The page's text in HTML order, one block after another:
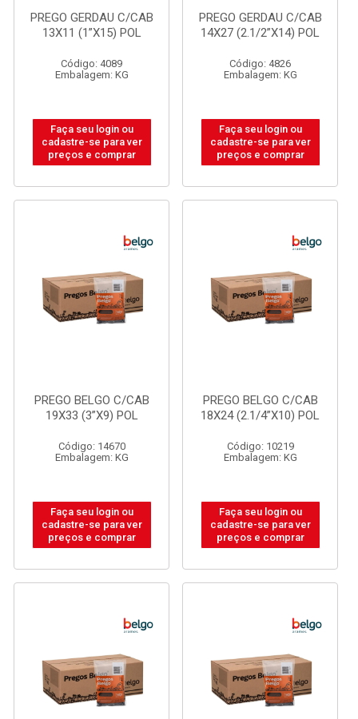
PREGO GERDAU C/CAB
13X11 (1”X15) POL
Código: 4089
Embalagem: KG
Faça seu login ou
cadastre-se para ver
preços e comprar
PREGO GERDAU C/CAB
14X27 (2.1/2”X14) POL
Código: 4826
Embalagem: KG
Faça seu login ou
cadastre-se para ver
preços e comprar
PREGO BELGO C/CAB
19X33 (3”X9) POL
Código: 14670
Embalagem: KG
Faça seu login ou
cadastre-se para ver
preços e comprar
PREGO BELGO C/CAB
18X24 (2.1/4”X10) POL
Código: 10219
Embalagem: KG
Faça seu login ou
cadastre-se para ver
preços e comprar